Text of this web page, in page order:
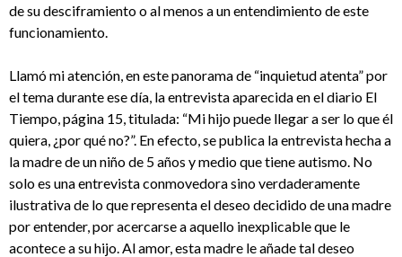
de su desciframiento o al menos a un entendimiento de este
funcionamiento.
Llamó mi atención, en este panorama de “inquietud atenta” por
el tema durante ese día, la entrevista aparecida en el diario El
Tiempo, página 15, titulada: “Mi hijo puede llegar a ser lo que él
quiera, ¿por qué no?”. En efecto, se publica la entrevista hecha a
la madre de un niño de 5 años y medio que tiene autismo. No
solo es una entrevista conmovedora sino verdaderamente
ilustrativa de lo que representa el deseo decidido de una madre
por entender, por acercarse a aquello inexplicable que le
acontece a su hijo. Al amor, esta madre le añade tal deseo